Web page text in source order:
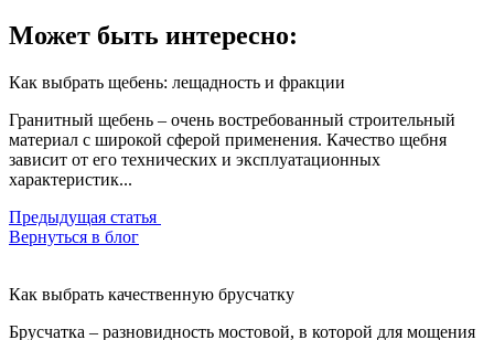
Может быть интересно:
Как выбрать щебень: лещадность и фракции
Гранитный щебень – очень востребованный строительный
материал с широкой сферой применения. Качество щебня
зависит от его технических и эксплуатационных
характеристик...
Предыдущая статья
Вернуться в блог
Как выбрать качественную брусчатку
Брусчатка – разновидность мостовой, в которой для мощения